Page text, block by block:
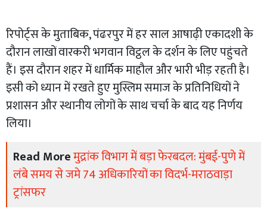
रिपोर्ट्स के मुताबिक, पंढरपुर में हर साल आषाढ़ी एकादशी के
दौरान लाखों वारकरी भगवान विट्ठल के दर्शन के लिए पहुंचते
हैं। इस दौरान शहर में धार्मिक माहौल और भारी भीड़ रहती है।
इसी को ध्यान में रखते हुए मुस्लिम समाज के प्रतिनिधियों ने
प्रशासन और स्थानीय लोगों के साथ चर्चा के बाद यह निर्णय
लिया।
Read Moreमुद्रांक विभाग में बड़ा फेरबदल: मुंबई-पुणे में
लंबे समय से जमे 74 अधिकारियों का विदर्भ-मराठवाड़ा
ट्रांसफर